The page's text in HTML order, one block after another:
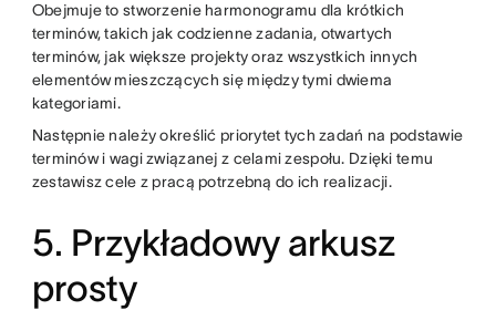
Obejmuje to stworzenie harmonogramu dla krótkich
terminów, takich jak codzienne zadania, otwartych
terminów, jak większe projekty oraz wszystkich innych
elementów mieszczących się między tymi dwiema
kategoriami.
Następnie należy określić priorytet tych zadań na podstawie
terminów i wagi związanej z celami zespołu. Dzięki temu
zestawisz cele z pracą potrzebną do ich realizacji.
5. Przykładowy arkusz
prosty